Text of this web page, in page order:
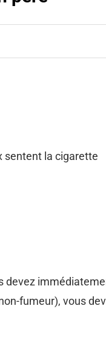
sentent la cigarette
devez
fumeur), vous